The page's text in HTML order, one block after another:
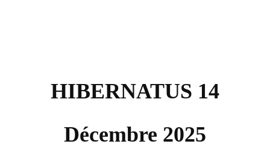
HIBERNATUS 14
Décembre 2025